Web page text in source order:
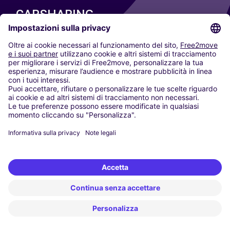
CARSHARING
LE NOSTRE CITTÀ
Paris
Madrid
Washington DC
Milano
Roma
Torino
Vienna
Berlino
Düsseldorf